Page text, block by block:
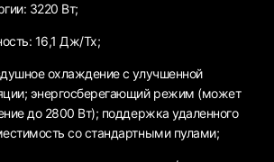
3220 Вт;
16,1 Дж/Тх;
охлаждение с улучшенной
энергосберегающий режим (может
до 2800 Вт); поддержка удаленного
со стандартными пулами;